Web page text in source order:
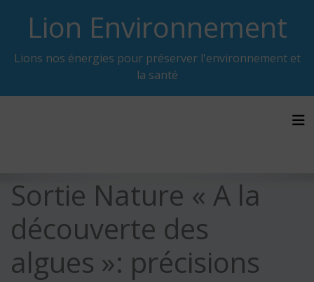
contentLion Environnement
Lions nos énergies pour préserver l'environnement et
la santé
Sortie Nature « A la
découverte des
algues »: précisions